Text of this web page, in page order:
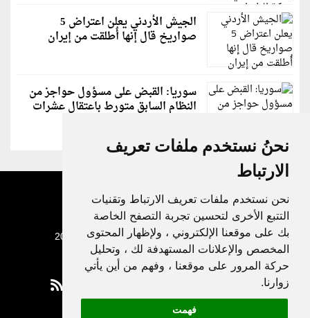
نحنُ نستخدم ملفات تعريف
الارتباط
نحن نستخدم ملفات تعريف الارتباط وتقنيات
التتبع الأخرى لتحسين تجربة التصفح الخاصة
بك على موقعنا الإلكتروني ، ولإظهار المحتوى
المخصص والإعلانات المستهدفة لك ، وتحليل
حركة المرور على موقعنا ، وفهم من أين يأتي
زوارنا.
فهمت
الجيش الأردني يعلن اعتراض 5
صواريخ قال إنها أُطلقت من إيران
سوريا: القبض على مسؤول حواجز من
النظام السابق متورط باعتقال عشرات
جميع الحقوق محفوظة لدنيا الوطن © 2003 - 2022